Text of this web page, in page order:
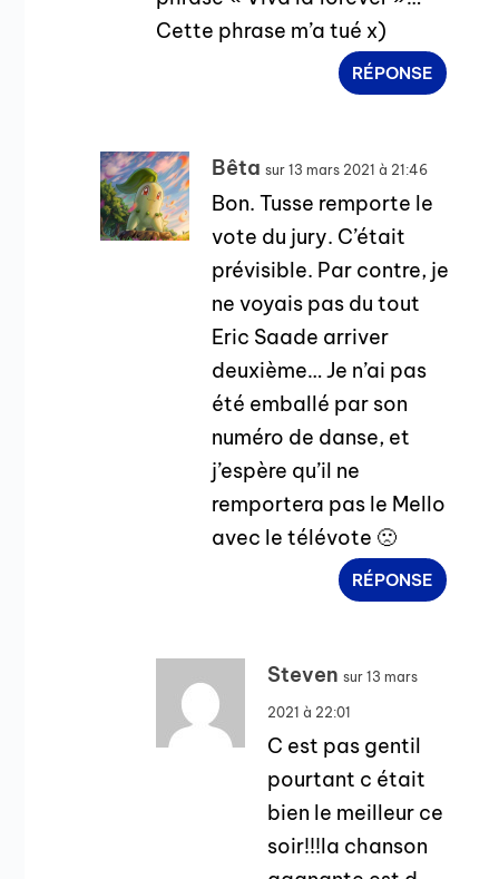
Cette phrase m’a tué x)
RÉPONSE
Bêta sur 13 mars 2021 à 21:46
Bon. Tusse remporte le
vote du jury. C’était
prévisible. Par contre, je
ne voyais pas du tout
Eric Saade arriver
deuxième… Je n’ai pas
été emballé par son
numéro de danse, et
j’espère qu’il ne
remportera pas le Mello
avec le télévote 🙁
RÉPONSE
Steven sur 13 mars
2021 à 22:01
C est pas gentil
pourtant c était
bien le meilleur ce
soir!!!la chanson